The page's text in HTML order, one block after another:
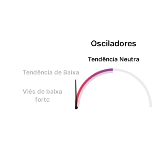
Osciladores
Tendência Neutra
Tendência de Baixa
Viés de baixa
forte